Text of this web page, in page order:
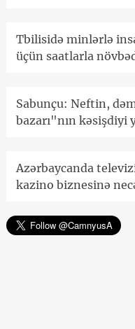
Tbilisidə minlərlə
üçün saatlarla
Sabunçu: Neftin,
bazarı"nın
Azərbaycanda
kazino biznesinə